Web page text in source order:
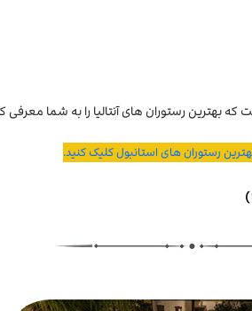
بهترین رستوران های آنتالیا را به شما معرفی
رستوران های استانبول کلیک کنید.